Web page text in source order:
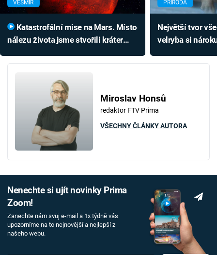
VESMÍR
nálezu života jsme stvořili kráter
PŘÍRODA
Největší tvor
velryba si
Miroslav Honsů
redaktor FTV Prima
VŠECHNY ČLÁNKY AUTORA
Nenechte si ujít novinky Prima
Zoom!
Zanechte nám svůj e-mail a 1x týdně vás
upozorníme na to nejnovější a nejlepší z
našeho webu.